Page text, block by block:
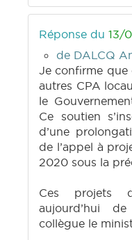
Réponse du 13/
de DALCQ
Je confirme que
autres CPA
le
Ce soutien
d’une
de l’appel à
2020 sous la
Ces projets
aujourd’hui
collègue le